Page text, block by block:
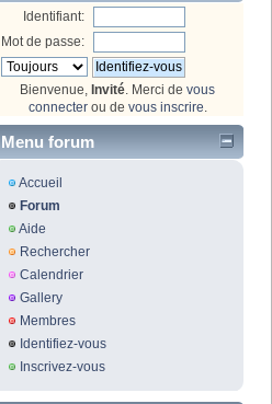
Identifiant:
Mot de passe:
Bienvenue, Invité . Merci de vous
connecterou de vous inscrire
Menu forum
Accueil
Forum
Aide
Rechercher
Calendrier
Gallery
Membres
Identifiez-vous
Inscrivez-vous